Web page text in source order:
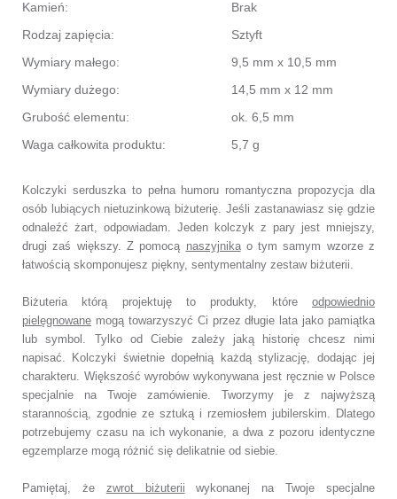
Kamień:
Brak
Rodzaj zapięcia:
Sztyft
Wymiary małego:
9,5 mm x 10,5 mm
Wymiary dużego:
14,5 mm x 12 mm
Grubość elementu:
ok. 6,5 mm
Waga całkowita produktu:
5,7 g
Kolczyki serduszka to pełna humoru romantyczna propozycja dla
osób lubiących nietuzinkową biżuterię. Jeśli zastanawiasz się gdzie
odnaleźć żart, odpowiadam. Jeden kolczyk z pary jest mniejszy,
drugi zaś większy. Z pomocą naszyjnikao tym samym wzorze z
łatwością skomponujesz piękny, sentymentalny zestaw biżuterii.
Biżuteria którą projektuję to produkty, które odpowiednio
pielęgnowane mogą towarzyszyć Ci przez długie lata jako pamiątka
lub symbol. Tylko od Ciebie zależy jaką historię chcesz nimi
napisać. Kolczyki świetnie dopełnią każdą stylizację, dodając jej
charakteru. Większość wyrobów wykonywana jest ręcznie w Polsce
specjalnie na Twoje zamówienie. Tworzymy je z najwyższą
starannością, zgodnie ze sztuką i rzemiosłem jubilerskim. Dlatego
potrzebujemy czasu na ich wykonanie, a dwa z pozoru identyczne
egzemplarze mogą różnić się delikatnie od siebie.
Pamiętaj, że zwrot biżuterii wykonanej na Twoje specjalne